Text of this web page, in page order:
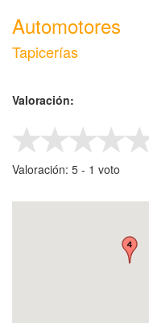
Automotores
Tapicerías
Valoración:
Valoración: 5 - ‎1 voto